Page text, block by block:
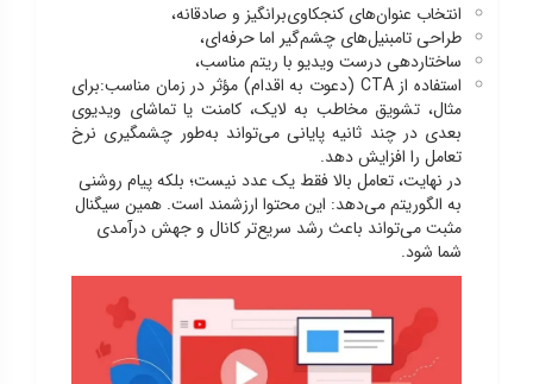
انتخاب عنوان‌های کنجکاوی‌برانگیز و صادقانه،
طراحی تامبنیل‌های چشم‌گیر اما حرفه‌ای،
ساختاردهی درست ویدیو با ریتم مناسب،
استفاده از CTA (دعوت به اقدام) مؤثر در زمان مناسب:برای
مثال، تشویق مخاطب به لایک، کامنت یا تماشای ویدیوی
بعدی در چند ثانیه پایانی می‌تواند به‌طور چشمگیری نرخ
تعامل را افزایش دهد.
در نهایت، تعامل بالا فقط یک عدد نیست؛ بلکه پیام روشنی
به الگوریتم می‌دهد: این محتوا ارزشمند است. همین سیگنال
مثبت می‌تواند باعث رشد سریع‌تر کانال و جهش درآمدی
شما شود.